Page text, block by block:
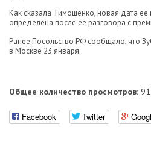
Как сказала Тимошенко, новая дата ее
определена после ее разговора с
Ранее Посольство РФ сообщало, что
в Москве 23 января.
Общее количество просмотров:
Facebook Twitter